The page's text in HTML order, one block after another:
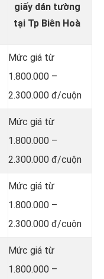
giấy dán tường
tại Tp Biên Hoà
Mức giá từ
1.800.000 –
2.300.000 đ/cuộn
Mức giá từ
1.800.000 –
2.300.000 đ/cuộn
Mức giá từ
1.800.000 –
2.300.000 đ/cuộn
Mức giá từ
1.800.000 –